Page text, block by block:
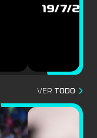
19/7/
VER TODO